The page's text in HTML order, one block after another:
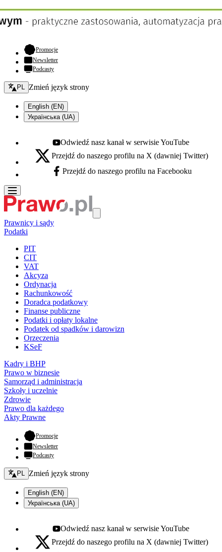
Promocje- otwiera się w nowej karcie
Newsletter
Podcasty
Zmień język - bieżący:
PL Zmień język strony
English (EN)
Українська (UA)
Youtube - otwiera się w nowej karcie
Odwiedź nasz kanał w serwisie YouTube
X - otwiera się w nowej karcie
Przejdź do naszego profilu na X (dawniej Twitter)
Facebook - otwiera się w nowej karcie
Przejdź do naszego profilu na Facebooku
Prawnicy i sądy
Podatki
PIT
CIT
VAT
Akcyza
Ordynacja
Rachunkowość
Doradca podatkowy
Finanse publiczne
Podatki i opłaty lokalne
Podatek od spadków i darowizn
Orzeczenia
KSeF
Kadry i BHP
Prawo w biznesie
Samorząd i administracja
Szkoły i uczelnie
Zdrowie
Prawo dla każdego
Akty Prawne
Promocje- otwiera się w nowej karcie
Newsletter
Podcasty
Zmień język - bieżący:
PL Zmień język strony
English (EN)
Українська (UA)
Youtube - otwiera się w nowej karcie
Odwiedź nasz kanał w serwisie YouTube
X - otwiera się w nowej karcie
Przejdź do naszego profilu na X (dawniej Twitter)